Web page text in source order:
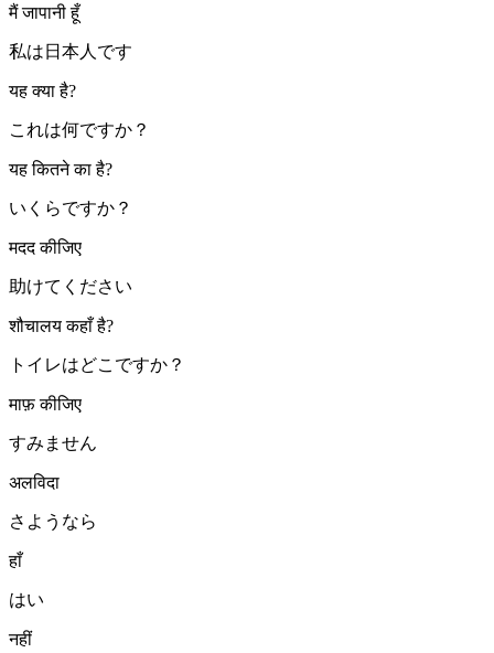
मैं जापानी हूँ
私は日本人です
यह क्या है?
これは何ですか？
यह कितने का है?
いくらですか？
मदद कीजिए
助けてください
शौचालय कहाँ है?
トイレはどこですか？
माफ़ कीजिए
すみません
अलविदा
さようなら
हाँ
はい
नहीं